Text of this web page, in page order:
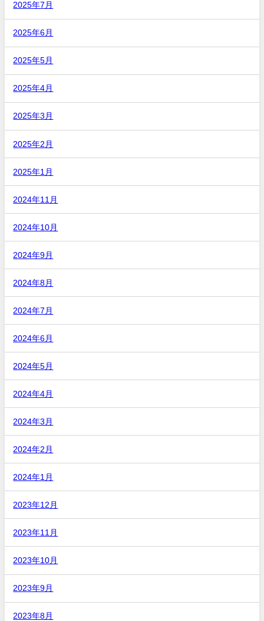
2025年7月
2025年6月
2025年5月
2025年4月
2025年3月
2025年2月
2025年1月
2024年11月
2024年10月
2024年9月
2024年8月
2024年7月
2024年6月
2024年5月
2024年4月
2024年3月
2024年2月
2024年1月
2023年12月
2023年11月
2023年10月
2023年9月
2023年8月